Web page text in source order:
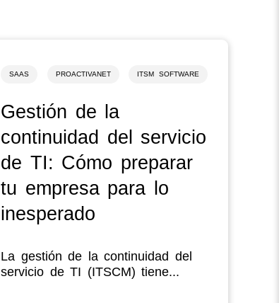
SAAS PROACTIVANET ITSM SOFTWARE
Gestión de la
continuidad del servicio
de TI: Cómo preparar
tu empresa para lo
inesperado
La gestión de la continuidad del
servicio de TI (ITSCM) tiene...